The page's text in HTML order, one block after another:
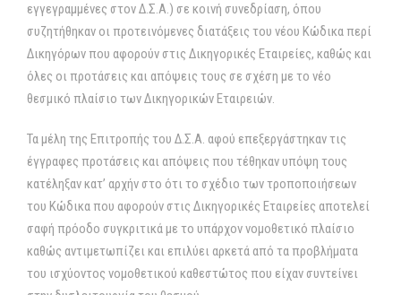
εγγεγραμμένες στον Δ.Σ.Α.) σε κοινή συνεδρίαση, όπου
συζητήθηκαν οι προτεινόμενες διατάξεις του νέου Κώδικα περί
Δικηγόρων που αφορούν στις Δικηγορικές Εταιρείες, καθώς και
όλες οι προτάσεις και απόψεις τους σε σχέση με το νέο
θεσμικό πλαίσιο των Δικηγορικών Εταιρειών.
Τα μέλη της Επιτροπής του Δ.Σ.Α. αφού επεξεργάστηκαν τις
έγγραφες προτάσεις και απόψεις που τέθηκαν υπόψη τους
κατέληξαν κατ’ αρχήν στο ότι το σχέδιο των τροποποιήσεων
του Κώδικα που αφορούν στις Δικηγορικές Εταιρείες αποτελεί
σαφή πρόοδο συγκριτικά με το υπάρχον νομοθετικό πλαίσιο
καθώς αντιμετωπίζει και επιλύει αρκετά από τα προβλήματα
του ισχύοντος νομοθετικού καθεστώτος που είχαν συντείνει